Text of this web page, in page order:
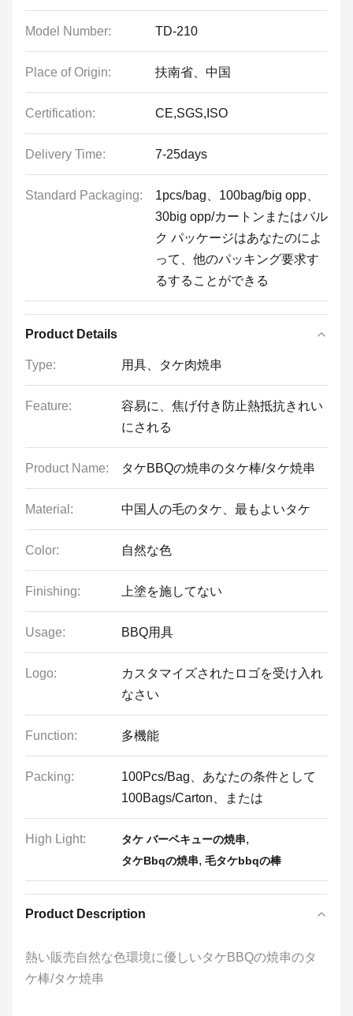
Model Number: TD-210
Place of Origin: 扶南省、中国
Certification: CE,SGS,ISO
Delivery Time: 7-25days
Standard Packaging:
1pcs/bag、100bag/big opp、
30big opp/カートンまたはバル
ク パッケージはあなたのによ
って、他のパッキング要求す
るすることができる
Product Details
Type: 用具、タケ肉焼串
Feature:
容易に、焦げ付き防止熱抵抗きれい
にされる
Product Name: タケBBQの焼串のタケ棒/タケ焼串
Material: 中国人の毛のタケ、最もよいタケ
Color: 自然な色
Finishing: 上塗を施してない
Usage: BBQ用具
Logo:
カスタマイズされたロゴを受け入れ
なさい
Function: 多機能
Packing:
100Pcs/Bag、あなたの条件として
100Bags/Carton、または
High Light: タケ バーベキューの焼串,
タケBbqの焼串, 毛タケbbqの棒
Product Description
熱い販売自然な色環境に優しいタケBBQの焼串のタ
ケ棒/タケ焼串